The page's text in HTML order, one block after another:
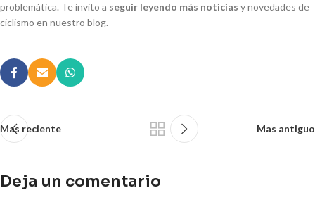
problemática. Te invito a seguir leyendo más noticias y novedades de
ciclismo en nuestro blog.
Mas reciente Mas antiguo
Deja un comentario